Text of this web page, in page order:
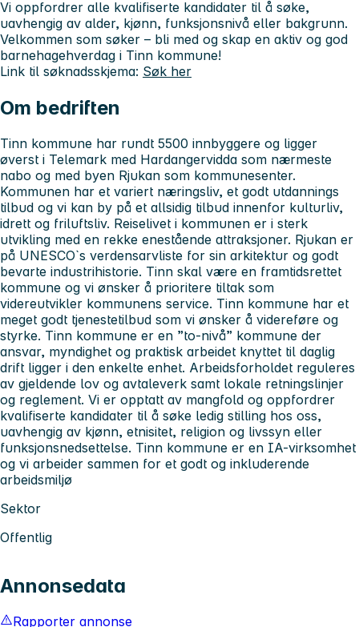
Vi oppfordrer alle kvalifiserte kandidater til å søke,
uavhengig av alder, kjønn, funksjonsnivå eller bakgrunn.
Velkommen som søker – bli med og skap en aktiv og god
barnehagehverdag i Tinn kommune!
Link til søknadsskjema: Søk her
Om bedriften
Tinn kommune har rundt 5500 innbyggere og ligger
øverst i Telemark med Hardangervidda som nærmeste
nabo og med byen Rjukan som kommunesenter.
Kommunen har et variert næringsliv, et godt utdannings
tilbud og vi kan by på et allsidig tilbud innenfor kulturliv,
idrett og friluftsliv. Reiselivet i kommunen er i sterk
utvikling med en rekke enestående attraksjoner. Rjukan er
på UNESCO`s verdensarvliste for sin arkitektur og godt
bevarte industrihistorie. Tinn skal være en framtidsrettet
kommune og vi ønsker å prioritere tiltak som
videreutvikler kommunens service. Tinn kommune har et
meget godt tjenestetilbud som vi ønsker å videreføre og
styrke. Tinn kommune er en ”to-nivå” kommune der
ansvar, myndighet og praktisk arbeidet knyttet til daglig
drift ligger i den enkelte enhet. Arbeidsforholdet reguleres
av gjeldende lov og avtaleverk samt lokale retningslinjer
og reglement. Vi er opptatt av mangfold og oppfordrer
kvalifiserte kandidater til å søke ledig stilling hos oss,
uavhengig av kjønn, etnisitet, religion og livssyn eller
funksjonsnedsettelse. Tinn kommune er en IA-virksomhet
og vi arbeider sammen for et godt og inkluderende
arbeidsmiljø
Sektor
Offentlig
Annonsedata
Rapporter annonse